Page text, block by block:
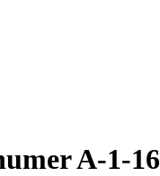
A-1-16